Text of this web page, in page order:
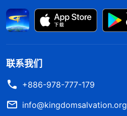
联系我们
+886-978-777-179
info@kingdomsalvation.org